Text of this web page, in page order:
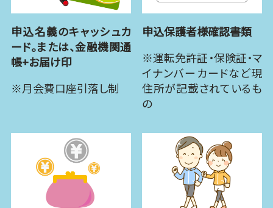
申込名義のキャッシュカ
ード。または、金融機関通
帳+お届け印
※月会費口座引落し制
申込保護者様確認書類
※運転免許証・保険証・マ
イナンバーカードなど現
住所が記載されているも
の